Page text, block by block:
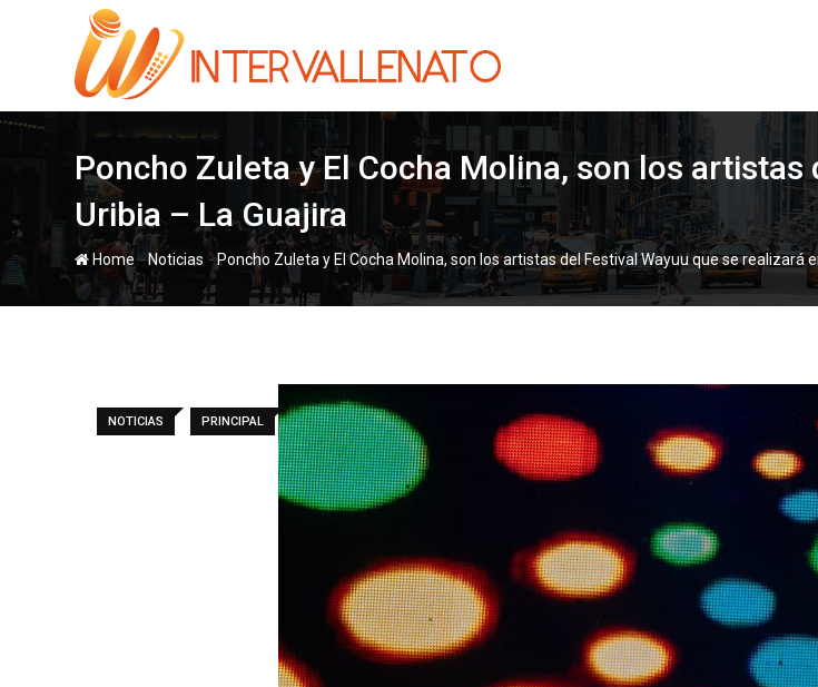
Poncho Zuleta y El Cocha Molina, son los
Uribia – La Guajira
Home-Noticias -Poncho Zuleta y El Cocha Molina, son los artistas del Festival Wayuu que se realizará
NOTICIAS PRINCIPAL